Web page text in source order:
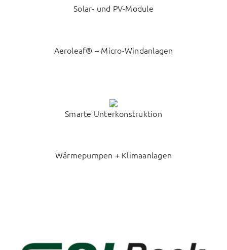
Solar- und PV-Module
Aeroleaf® – Micro-Windanlagen
Smarte Unterkonstruktion
Wärmepumpen + Klimaanlagen